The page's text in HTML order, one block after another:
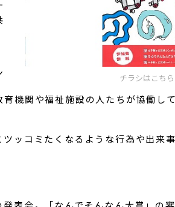
チラシはこちらから ※別
機関や福祉施設の人たちが協働し
ッコミたくなるような行為や出来